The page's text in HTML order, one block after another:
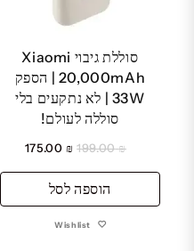
סוללת גיבוי Xiaomi
20,000mAh | הספק
33W | לא נתקעים בלי
סוללה לעולם!
₪
199.00
המחיר
היה:
₪ 199.00.
₪
המחיר
₪ 175.00.
הוספה לסל
Wishlist